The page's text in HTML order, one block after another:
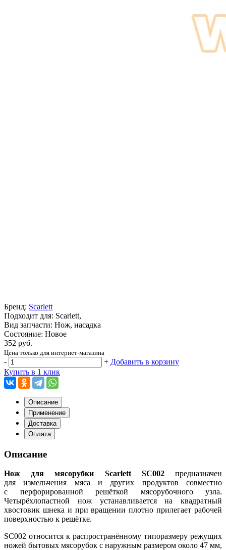
Бренд: Scarlett
Подходит для: Scarlett,
Вид запчасти: Нож, насадка
Состояние: Новое
352 руб.
Цена только для интернет-магазина
- + Добавить в корзину
Купить в 1 клик
Описание
Применение
Доставка
Оплата
Описание
Нож для мясорубки Scarlett SC002предназначен
для измельчения мяса и других продуктов совместно
с перфорированной решёткой мясорубочного узла.
Четырёхлопастной нож устанавливается на квадратный
хвостовик шнека и при вращении плотно прилегает рабочей
поверхностью к решётке.
SC002 относится к распространённому типоразмеру режущих
ножей бытовых мясорубок с наружным размером около 47 мм,